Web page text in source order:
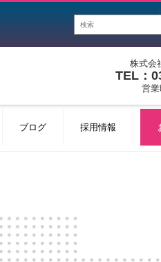
株式会
TEL：
営
ブログ 採用情報